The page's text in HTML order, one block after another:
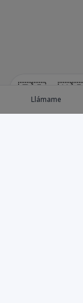
🇪🇸
Llámame